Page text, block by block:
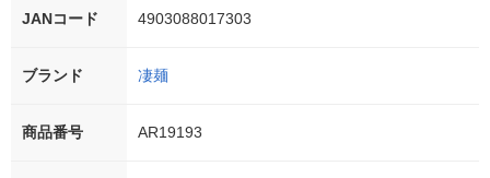
JANコード 4903088017303
ブランド 凄麺
商品番号 AR19193